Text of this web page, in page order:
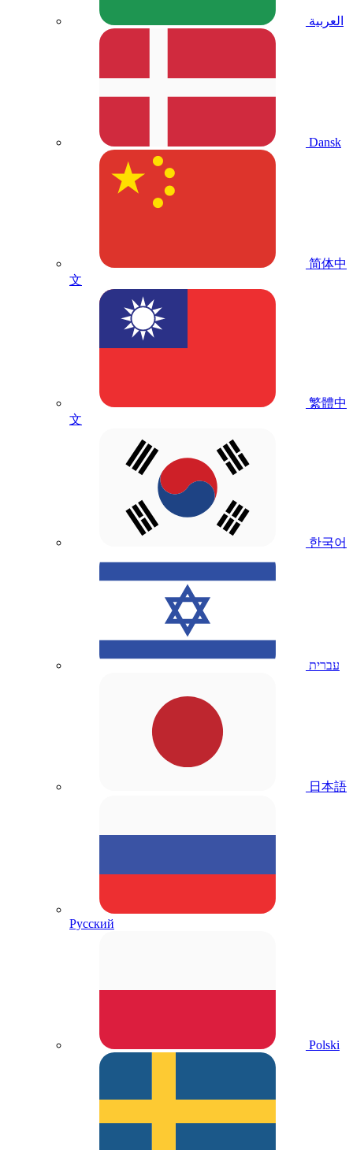
العربية
Dansk
简体中
文
繁體中
文
한국어
עברית
日本語
Русский
Polski